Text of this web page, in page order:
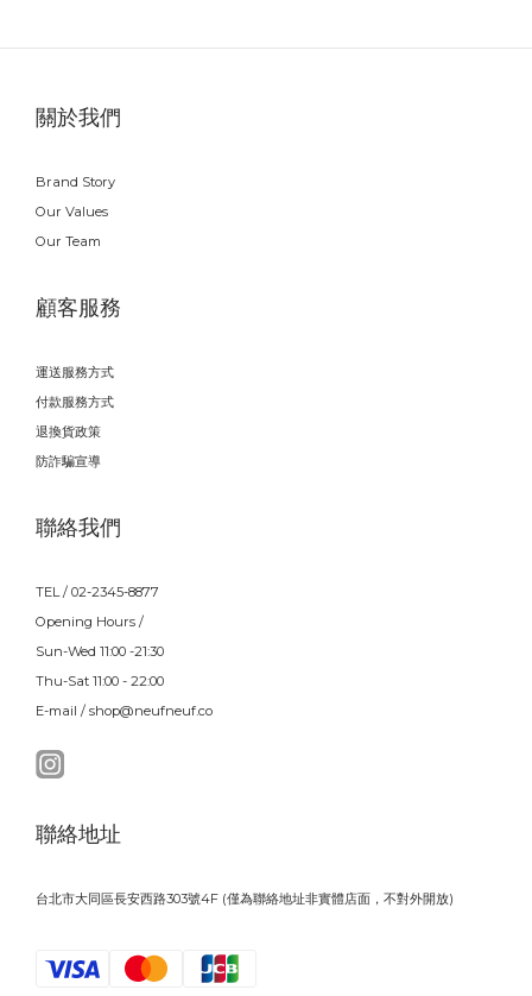
關於我們
Brand Story
Our Values
Our Team
顧客服務
運送服務方式
付款服務方式
退換貨政策
防詐騙宣導
聯絡我們
TEL / 02-2345-8877
Opening Hours /
Sun-Wed 11:00 -21:30
Thu-Sat 11:00 - 22:00
E-mail / shop@neufneuf.co
聯絡地址
台北市大同區長安西路303號4F (僅為聯絡地址非實體店面，不對外開放)